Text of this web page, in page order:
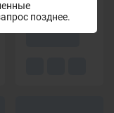
позднее.